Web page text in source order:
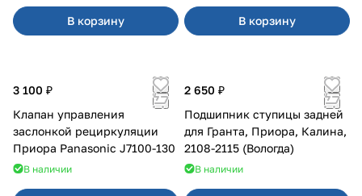
В корзину В корзину
3 100 ₽
Клапан управления
заслонкой рециркуляции
Приора Panasonic J7100-130
В наличии
2 650 ₽
Подшипник ступицы задней
для Гранта, Приора, Калина,
2108-2115 (Вологда)
В наличии